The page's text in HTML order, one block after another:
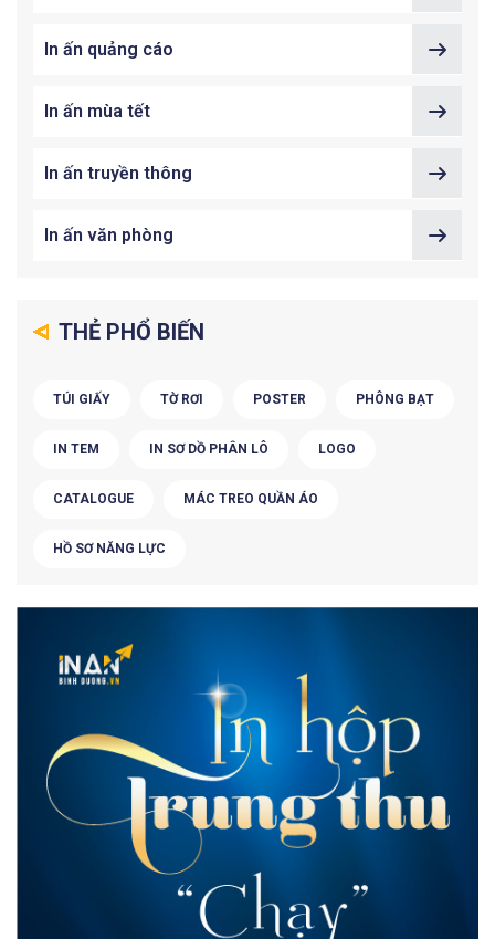
In ấn quảng cáo
In ấn mùa tết
In ấn truyền thông
In ấn văn phòng
THẺ PHỔ BIẾN
TÚI GIẤY TỜ RƠI POSTER PHÔNG BẠT
IN TEM IN SƠ DỒ PHÂN LÔ LOGO
CATALOGUE MÁC TREO QUẦN ÁO
HỒ SƠ NĂNG LỰC